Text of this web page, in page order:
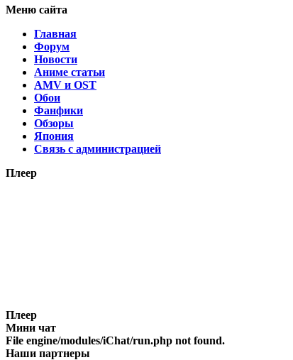
Меню сайта
Главная
Форум
Новости
Аниме статьи
AMV и OST
Обои
Фанфики
Обзоры
Япония
Связь с администрацией
Плеер
Плеер
Мини чат
File engine/modules/iChat/run.php not found.
Наши партнеры